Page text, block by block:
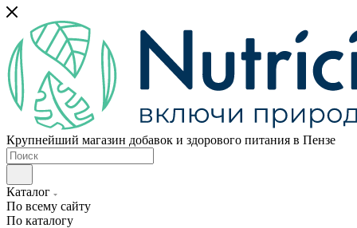
Крупнейший магазин добавок и здорового питания в Пензе
Каталог
По всему сайту
По каталогу